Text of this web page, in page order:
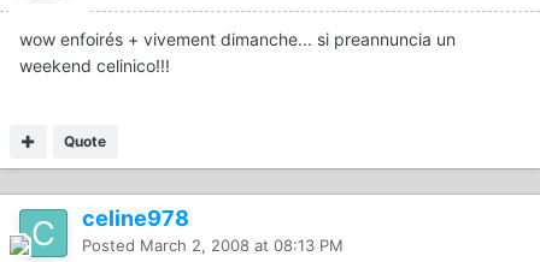
wow enfoirés + vivement dimanche... si preannuncia un
weekend celinico!!!
Quote
celine978
Posted March 2, 2008 at 08:13 PM